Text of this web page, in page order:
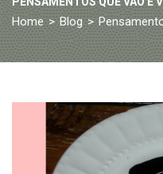
Home > Blog >